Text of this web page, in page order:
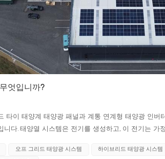
엇입니까?
타이 태양계 태양광 패널과 계통 연계형 태양광 인버
니다. 태양열 시스템은 전기를 생성하고, 이 전기는 가
기에는 두 가지 이유가 있습니다. 1. 전선이 끊어지면
오프 그리드 태양광 시스템 하이브리드 태양광 시스템